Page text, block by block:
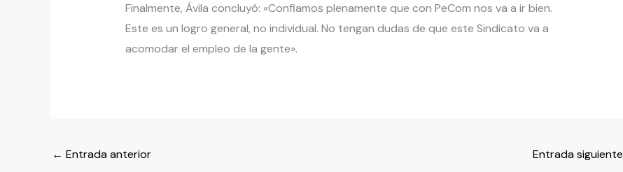
Finalmente, Ávila concluyó: «Confiamos plenamente que con PeCom nos va a ir bien.
Este es un logro general, no individual. No tengan dudas de que este Sindicato va a
acomodar el empleo de la gente».
← Entrada anterior Entrada siguiente